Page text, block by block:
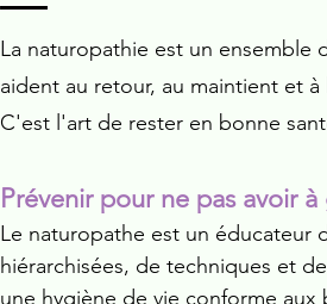
La naturopathie est un ensemble
aident au retour, au maintient et
C'est l'art de rester en bonne
Prévenir pour ne pas avoir
Le naturopathe est un éducateur
hiérarchisées, de techniques et
une hygiène de vie conforme